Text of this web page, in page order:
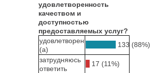
удовлетворенность
качеством и
доступностью
предоставляемых услуг?
удовлетворен
(а)
133 (88%)
затрудняюсь
ответить
17 (11%)